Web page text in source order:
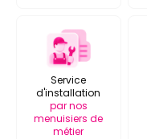
Service
d'installation
par nos
menuisiers de
métier